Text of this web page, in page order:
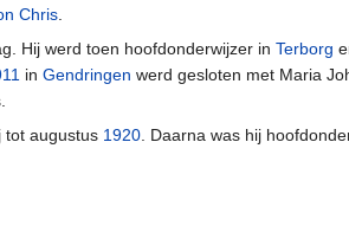
Chris.
Hij werd toen hoofdonderwijzer in Terborg
in Gendringen werd gesloten met Maria
tot augustus 1920. Daarna was hij